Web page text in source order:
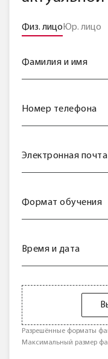
Физ. лицо Юр. лицо
Фамилия и имя
Номер телефона
Электронная почта
Формат обучения
Время и дата
Разрешённые форматы
Максимальный размер